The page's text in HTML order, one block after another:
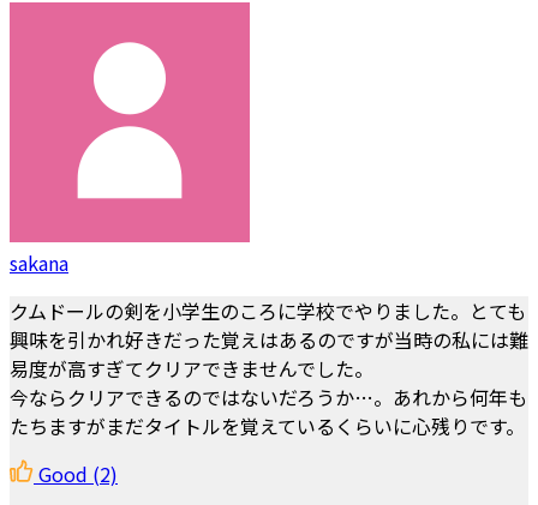
sakana
クムドールの剣を小学生のころに学校でやりました。とても
興味を引かれ好きだった覚えはあるのですが当時の私には難
易度が高すぎてクリアできませんでした。
今ならクリアできるのではないだろうか…。あれから何年も
たちますがまだタイトルを覚えているくらいに心残りです。
Good (2)